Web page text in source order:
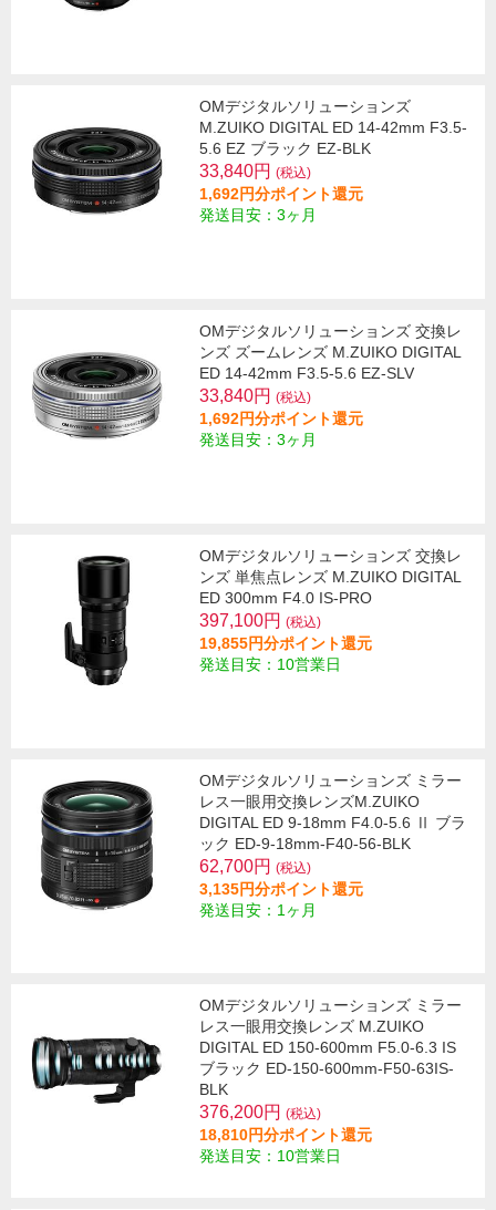
OMデジタルソリューションズ
M.ZUIKO DIGITAL ED 14-42mm F3.5-
5.6 EZ ブラック EZ-BLK
33,840円 (税込)
1,692円分ポイント還元
発送目安：3ヶ月
OMデジタルソリューションズ 交換レ
ンズ ズームレンズ M.ZUIKO DIGITAL
ED 14-42mm F3.5-5.6 EZ-SLV
33,840円 (税込)
1,692円分ポイント還元
発送目安：3ヶ月
OMデジタルソリューションズ 交換レ
ンズ 単焦点レンズ M.ZUIKO DIGITAL
ED 300mm F4.0 IS-PRO
397,100円 (税込)
19,855円分ポイント還元
発送目安：10営業日
OMデジタルソリューションズ ミラー
レス一眼用交換レンズM.ZUIKO
DIGITAL ED 9-18mm F4.0-5.6 Ⅱ ブラ
ック ED-9-18mm-F40-56-BLK
62,700円 (税込)
3,135円分ポイント還元
発送目安：1ヶ月
OMデジタルソリューションズ ミラー
レス一眼用交換レンズ M.ZUIKO
DIGITAL ED 150-600mm F5.0-6.3 IS
ブラック ED-150-600mm-F50-63IS-
BLK
376,200円 (税込)
18,810円分ポイント還元
発送目安：10営業日